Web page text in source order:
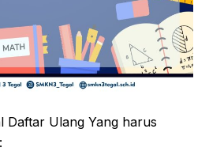
Daftar Ulang Yang harus